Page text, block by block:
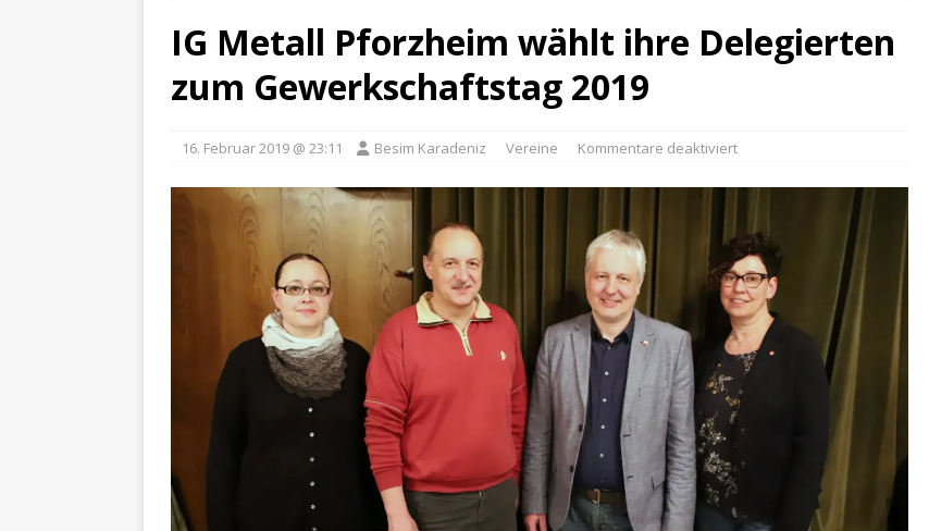
VERANSTALTUNGEN
[ Mittwoch, 5. August 2026 ] Besim Karadeniz: Der Mann hinter PF-Bits lebt nicht mehr
IG Metall Pforzheim wählt ihre Delegierten
zum Gewerkschaftstag 2019
16. Februar 2019 @ 23:11 Besim Karadeniz Vereine Kommentare deaktiviert